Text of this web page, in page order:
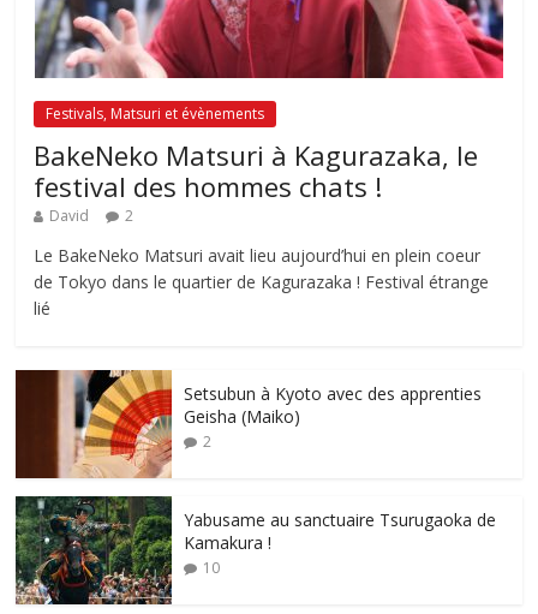
Festivals, Matsuri et évènements
BakeNeko Matsuri à Kagurazaka, le
festival des hommes chats !
David 2
Le BakeNeko Matsuri avait lieu aujourd’hui en plein coeur
de Tokyo dans le quartier de Kagurazaka ! Festival étrange
lié
Setsubun à Kyoto avec des apprenties
Geisha (Maiko)
2
Yabusame au sanctuaire Tsurugaoka de
Kamakura !
10